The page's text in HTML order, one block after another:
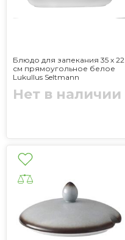
Блюдо для запекания 35 х 22
см прямоугольное белое
Lukullus Seltmann
Нет в наличии